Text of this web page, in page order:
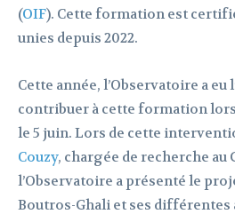
(OIF). Cette formation est
unies depuis 2022.
Cette année, l’Observatoire a
contribuer à cette formation
le 5 juin. Lors de cette
Couzy, chargée de recherche au
l’Observatoire a présenté le
Boutros-Ghali et ses différentes